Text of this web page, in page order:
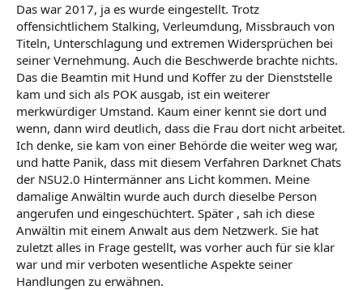
Das war 2017, ja es wurde eingestellt. Trotz
offensichtlichem Stalking, Verleumdung, Missbrauch von
Titeln, Unterschlagung und extremen Widersprüchen bei
seiner Vernehmung. Auch die Beschwerde brachte nichts.
Das die Beamtin mit Hund und Koffer zu der Dienststelle
kam und sich als POK ausgab, ist ein weiterer
merkwürdiger Umstand. Kaum einer kennt sie dort und
wenn, dann wird deutlich, dass die Frau dort nicht arbeitet.
Ich denke, sie kam von einer Behörde die weiter weg war,
und hatte Panik, dass mit diesem Verfahren Darknet Chats
der NSU2.0 Hintermänner ans Licht kommen. Meine
damalige Anwältin wurde auch durch dieselbe Person
angerufen und eingeschüchtert. Später , sah ich diese
Anwältin mit einem Anwalt aus dem Netzwerk. Sie hat
zuletzt alles in Frage gestellt, was vorher auch für sie klar
war und mir verboten wesentliche Aspekte seiner
Handlungen zu erwähnen.